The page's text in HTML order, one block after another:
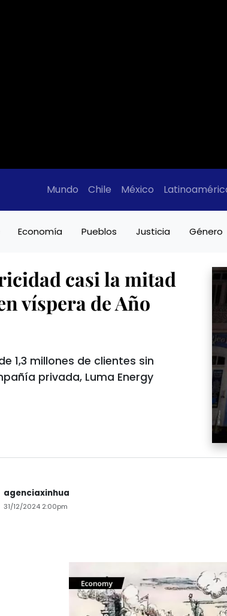
Mundo Chile México
Economía Pueblos Justicia Género
casi la mitad
víspera de Año
1,3 millones de clientes sin
privada, Luma Energy
agenciaxinhua
31/12/2024 2:00pm